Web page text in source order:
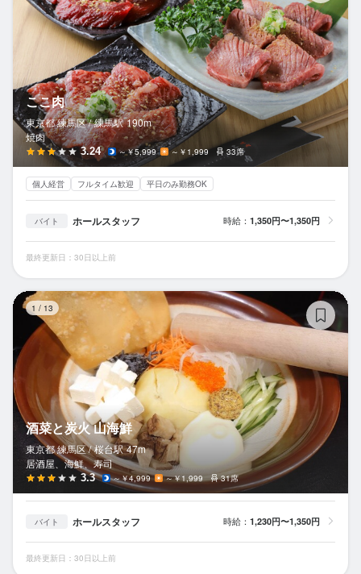
ここ肉
東京都 練馬区 / 練馬駅 190m
焼肉
3.24 ～￥5,999 ～￥1,999 33席
個人経営 フルタイム歓迎 平日のみ勤務OK
バイト ホールスタッフ 時給： 1,350円〜1,350円
最終更新日：30日以上前
1 / 13
酒菜と炭火 山海鮮
東京都 練馬区 / 桜台駅 47m
居酒屋、海鮮、寿司
3.3 ～￥4,999 ～￥1,999 31席
バイト ホールスタッフ 時給： 1,230円〜1,350円
最終更新日：30日以上前